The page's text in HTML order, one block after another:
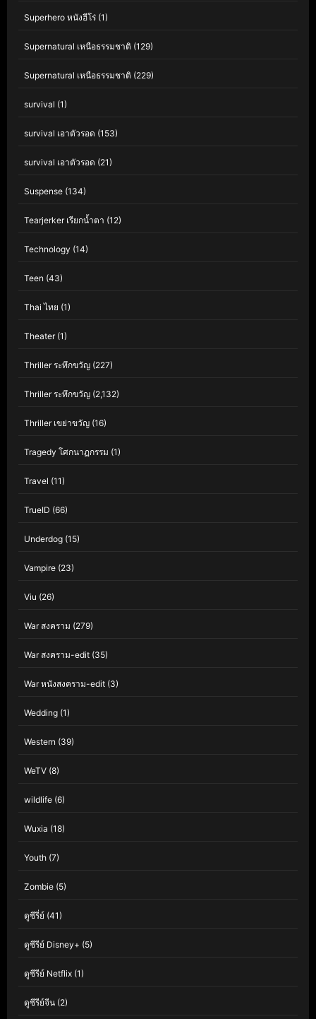
Superhero หนังฮีโร่ (1)
Supernatural เหนือธรรมชาติ (129)
Supernatural เหนือธรรมชาติ (229)
survival (1)
survival เอาตัวรอด (153)
survival เอาตัวรอด (21)
Suspense (134)
Tearjerker เรียกน้ำตา (12)
Technology (14)
Teen (43)
Thai ไทย (1)
Theater(1)
Thriller ระทึกขวัญ (227)
Thriller ระทึกขวัญ (2,132)
Thriller เขย่าขวัญ (16)
Tragedy โศกนาฏกรรม (1)
Travel (11)
TrueID (66)
Underdog (15)
Vampire (23)
Viu (26)
War สงคราม (279)
War สงคราม-edit (35)
War หนังสงคราม-edit (3)
Wedding (1)
Western (39)
WeTV (8)
wildlife (6)
Wuxia (18)
Youth (7)
Zombie (5)
ดูซีรี่ย์ (41)
ดูซีรีย์ Disney+ (5)
ดูซีรีย์ Netflix (1)
ดูซีรีย์จีน (2)